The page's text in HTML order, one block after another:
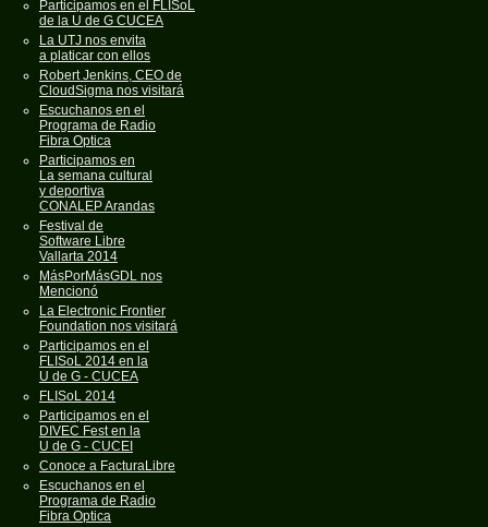
Participamos en el FLISoL
de la U de G CUCEA
La UTJ nos envita
a platicar con ellos
Robert Jenkins, CEO de
CloudSigma nos visitará
Escuchanos en el
Programa de Radio
Fibra Optica
Participamos en
La semana cultural
y deportiva
CONALEP Arandas
Festival de
Software Libre
Vallarta 2014
MásPorMásGDL nos
Mencionó
La Electronic Frontier
Foundation nos visitará
Participamos en el
FLISoL 2014 en la
U de G - CUCEA
FLISoL 2014
Participamos en el
DIVEC Fest en la
U de G - CUCEI
Conoce a FacturaLibre
Escuchanos en el
Programa de Radio
Fibra Optica